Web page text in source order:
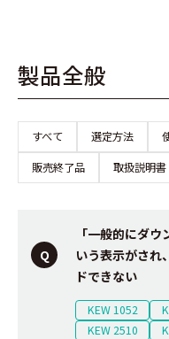
製品全般
すべて 選定方法
販売終了品
取扱説明書
「一般的にダ
いう表示がされ
ドできない
KEW 1052
KEW 2510